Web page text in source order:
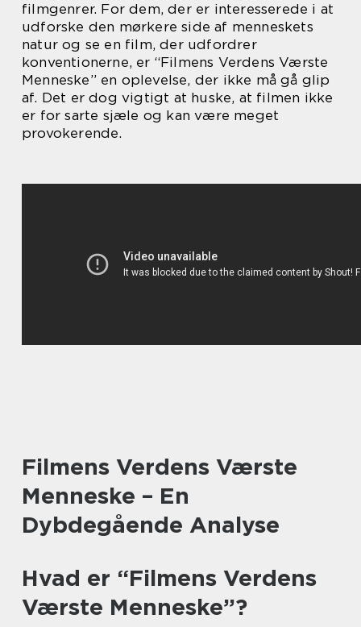
filmgenrer. For dem, der er interesserede i at
udforske den mørkere side af menneskets
natur og se en film, der udfordrer
konventionerne, er “Filmens Verdens Værste
Menneske” en oplevelse, der ikke må gå glip
af. Det er dog vigtigt at huske, at filmen ikke
er for sarte sjæle og kan være meget
provokerende.
Filmens Verdens Værste
Menneske – En
Dybdegående Analyse
Hvad er “Filmens Verdens
Værste Menneske”?